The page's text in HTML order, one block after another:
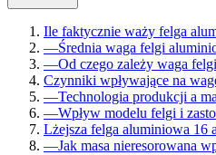
Ile faktycznie waży felga
—Średnia waga felgi
—Od czego zależy waga
Czynniki wpływające na
—Technologia produkcji a
—Wpływ modelu felgi i
Lżejsza felga aluminiowa 16
—Jak masa nieresorowana